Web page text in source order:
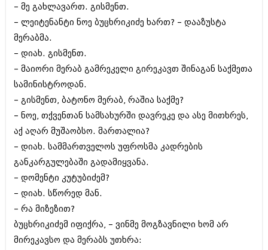
– მე გახლავართ. გისმენთ.
– ლეიტენანტი ნოე ბუცხრიკიძე ხართ? – დააზუსტა
მერაბმა.
– დიახ. გისმენთ.
– მაიორი მერაბ გამრეკელი გირეკავთ შინაგან საქმეთა
სამინისტროდან.
– გისმენთ, ბატონო მერაბ, რაშია საქმე?
– ნოე, თქვენთან სამსახურში დავრეკე და ასე მითხრეს,
აქ აღარ მუშაობსო. მართალია?
– დიახ. სამმართველოს უფროსმა კადრების
განკარგულებაში გადამიყვანა.
– დომენტი კუტუბიძემ?
– დიახ. სწორედ მან.
– რა მიზეზით?
ბუცხრიკიძემ იფიქრა, – ვინმე მოგზავნილი ხომ არ
მირეკავსო და მერაბს უთხრა: